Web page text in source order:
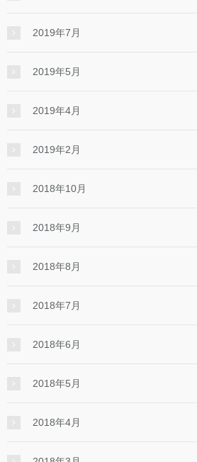
2019年7月
2019年5月
2019年4月
2019年2月
2018年10月
2018年9月
2018年8月
2018年7月
2018年6月
2018年5月
2018年4月